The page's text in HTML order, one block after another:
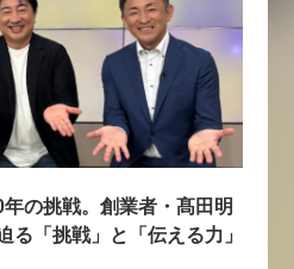
の挑戦。創業者・髙田明
る「挑戦」と「伝える力」